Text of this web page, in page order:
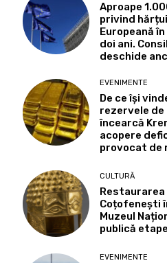
Aproape
privind
Europeană
doi ani.
deschide
EVENIMENTE
De ce își
rezervele de
încearcă
acopere
provocat de
CULTURĂ
Restaurarea
Coțofenești
Muzeul
publică
EVENIMENTE